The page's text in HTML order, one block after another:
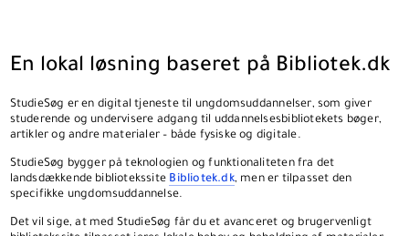
En lokal løsning baseret på Bibliotek.dk
StudieSøg er en digital tjeneste til ungdomsuddannelser, som giver
studerende og undervisere adgang til uddannelsesbibliotekets bøger,
artikler og andre materialer – både fysiske og digitale.
StudieSøg bygger på teknologien og funktionaliteten fra det
landsdækkende bibliotekssite Bibliotek.dk, men er tilpasset den
specifikke ungdomsuddannelse.
Det vil sige, at med StudieSøg får du et avanceret og brugervenligt